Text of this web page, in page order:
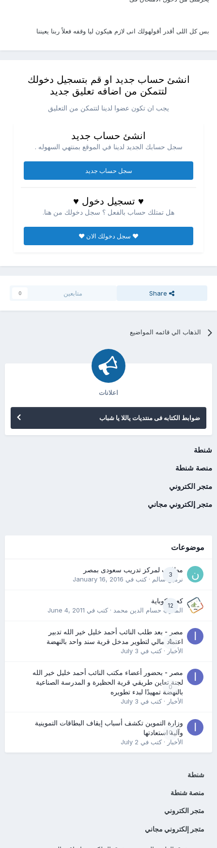
بس كل اللى أقدر أقولهولك انى لازم هيكون ليا وقفه فعلاً ربنا يعيننا
انشئ حساب جديد او قم بتسجيل دخولك
لتتمكن من اضافه تعليق جديد
يجب ان تكون عضوا لدينا لتتمكن من التعليق
انشئ حساب جديد
سجل حسابك الجديد لدينا في الموقع بمنتهي السهوله .
سجل حساب جديد
♥ تسجيل دخول ♥
هل تمتلك حساب بالفعل ؟ سجل دخولك من هنا.
♥ سجل دخولك الان ♥
Share متابعين 0
الذهاب الي قائمه المواضيع
اعلانات
ضوابط الكتابه فى منتديات ياللا يا شباب
شنطة
منصة شنطة
متجر الكتروني
متجر إلكتروني مجاني
موضوعات
3
مطلوب لمركز تدريب سعودى بمصر
نرمين سالم· كتب في January 16, 2016
12
كعب كوباية
المدرب حسام الدين محمد· كتب في June 4, 2011
0
مصر - بعد طلب النائب أحمد خليل خير الله تدبير
اعتماد مالي لتطوير مدخل قرية سند واحد بالنهضة
الأخبار· كتب في July 3
0
مصر - بحضور أعضاء مكتب النائب أحمد خليل خير الله
لجنة تعاين طريقي قرية الحظيرة و المدرسة الصناعية
بالنهضة تمهيدًا لبدء تطويره
الأخبار· كتب في July 3
0
وزارة التموين تكشف أسباب إيقاف البطاقات التموينية
وآلية استعادتها
الأخبار· كتب في July 2
شنطة
منصة شنطة
متجر الكتروني
متجر إلكتروني مجاني